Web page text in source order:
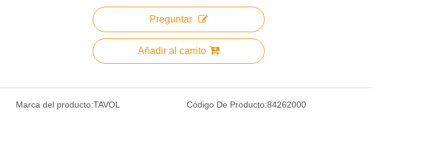
Preguntar
Añadir al carrito
Marca del producto:TAVOL Código De Producto:84262000